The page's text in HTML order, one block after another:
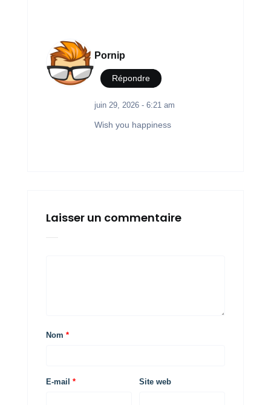
Pornip
Répondre
juin 29, 2026 - 6:21 am
Wish you happiness
Laisser un commentaire
Nom *
E-mail * Site web